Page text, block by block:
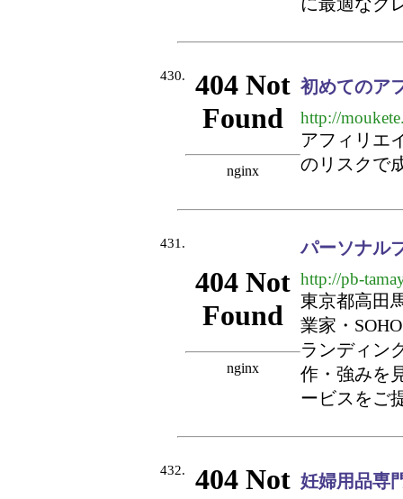
430.
初めてのア
http://
アフィリエ
のリスクで
431. パーソナル
http://pb-
東京都高田
業家・
ランディン
作・強みを
ービスをご
432.
妊婦用品専